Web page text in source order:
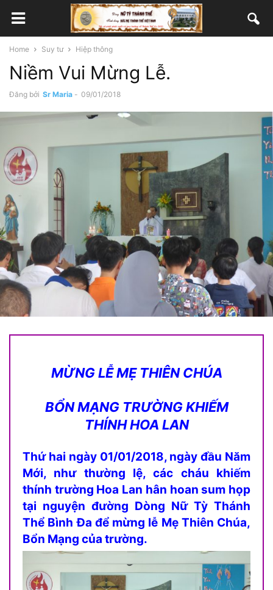
Home Suy tư Hiệp thông
Niềm Vui Mừng Lễ.
Đăng bởi Sr Maria - 09/01/2018
MỪNG LỄ MẸ THIÊN CHÚA
BỔN MẠNG TRƯỜNG KHIẾM
THÍNH HOA LAN
Thứ hai ngày 01/01/2018, ngày đầu Năm
Mới, như thường lệ, các cháu khiếm
thính trường Hoa Lan hân hoan sum họp
tại nguyện đường Dòng Nữ Tỳ Thánh
Thể Bình Đa để mừng lễ Mẹ Thiên Chúa,
Bổn Mạng của trường.